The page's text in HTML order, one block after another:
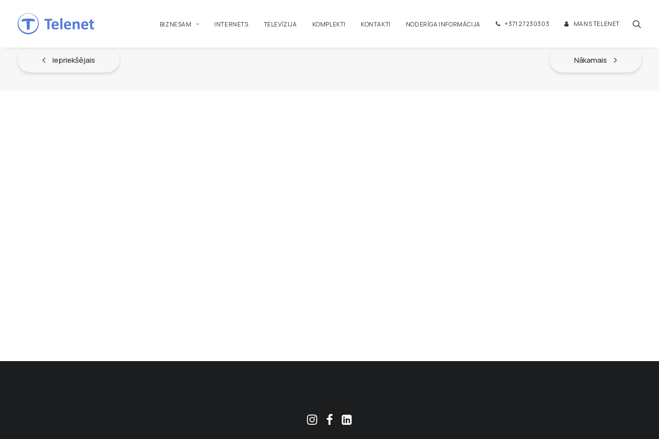
BIZNESAM INTERNETS TELEVĪZIJA KOMPLEKTI KONTAKTI NODERĪGA INFORMĀCIJA +371 27230303 MANS TELENET
Iepriekšējais Nākamais